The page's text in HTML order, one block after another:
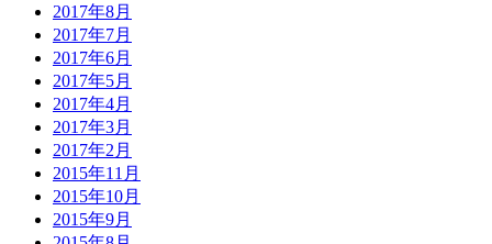
2017年8月
2017年7月
2017年6月
2017年5月
2017年4月
2017年3月
2017年2月
2015年11月
2015年10月
2015年9月